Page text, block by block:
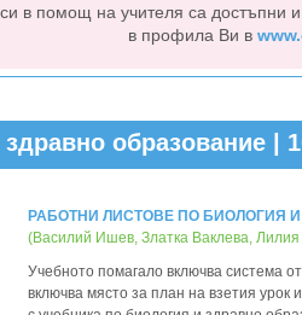
в помощ на учителя са достъпни
в профила Ви в
образование |
РАБОТНИ ЛИСТОВЕ ПО БИОЛОГИЯ
(Василий Ишев, Златка Ваклева,
Учебното помагало включва система
включва място за план на взетия